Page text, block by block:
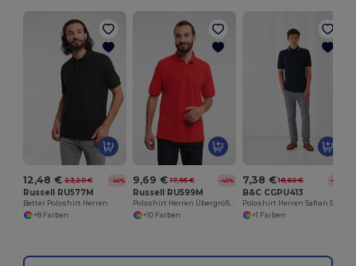
12,48 € 23,20 € -46%
Russell RU577M
Better Poloshirt Herren
+8 Farben
9,69 € 17,95 € -46%
Russell RU599M
Poloshirt Herren Übergrößen
+10 Farben
7,38 € 18,60 € -60%
B&C CGPU413
+1 Farben